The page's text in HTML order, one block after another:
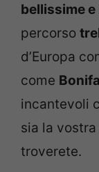
bellissime e
percorso
d’Europa
come
incantevoli
sia la
troverete.